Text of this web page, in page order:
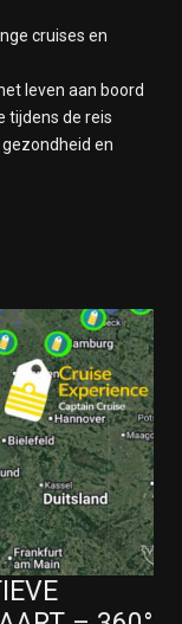
cruises en
leven aan boord
tijdens de reis
en